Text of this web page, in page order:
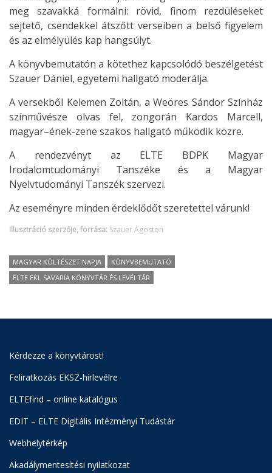
meg szavakká formálni: rövid, finom rezdüléseket
sejtető, csendekkel átszőtt verseiben a belső figyelem
és az elmélyülés kap hangsúlyt.
A könyvbemutatón a kötethez kapcsolódó beszélgetést
Szauer Dániel, egyetemi hallgató moderálja.
A versekből Kelemen Zoltán, a Weöres Sándor Színház
színművésze olvas fel, zongorán Kardos Marcell,
magyar–ének-zene szakos hallgató működik közre.
A rendezvényt az ELTE BDPK Magyar
Irodalomtudományi Tanszéke és a Magyar
Nyelvtudományi Tanszék szervezi.
Az eseményre minden érdeklődőt szeretettel várunk!
Illusztráció szerzője, forrása: Szauer Ágoston
MAGYAR KÖLTÉSZET NAPJA
KÖNYVBEMUTATÓ
ELTE EKL SAVARIA KÖNYVTÁR ÉS LEVÉLTÁR
Kérdezze a könyvtárost!
Feliratkozás EKSZ-hírlevélre
ELTEfind – online katalógus
EDIT – ELTE Digitális Intézményi Tudástár
Webhelytérkép
Akadálymentesítési nyilatkozat